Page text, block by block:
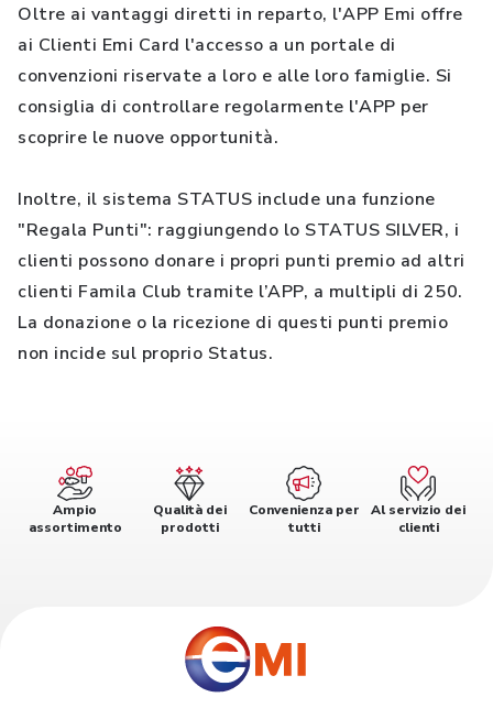
Oltre ai vantaggi diretti in reparto, l'APP Emi offre
ai Clienti Emi Card l'accesso a un portale di
convenzioni riservate a loro e alle loro famiglie. Si
consiglia di controllare regolarmente l'APP per
scoprire le nuove opportunità.
Inoltre, il sistema STATUS include una funzione
"Regala Punti": raggiungendo lo STATUS SILVER, i
clienti possono donare i propri punti premio ad altri
clienti Famila Club tramite l’APP, a multipli di 250.
La donazione o la ricezione di questi punti premio
non incide sul proprio Status.
Ampio
assortimento
Qualità dei
prodotti
Convenienza per
tutti
Al servizio dei
clienti